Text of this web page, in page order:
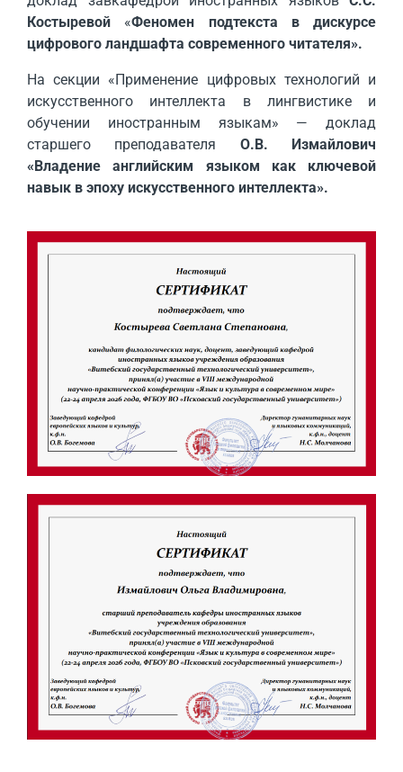
Костыревой «Феномен подтекста в дискурсе
цифрового ландшафта современного читателя».
На секции «Применение цифровых технологий и
искусственного интеллекта в лингвистике и
обучении иностранным языкам» — доклад
старшего преподавателя О.В. Измайлович
«Владение английским языком как ключевой
навык в эпоху искусственного интеллекта».